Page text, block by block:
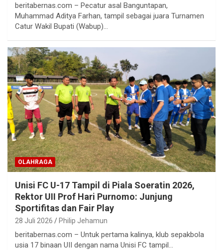
beritabernas.com – Pecatur asal Banguntapan,
Muhammad Aditya Farhan, tampil sebagai juara Turnamen
Catur Wakil Bupati (Wabup)…
OLAHRAGA
Unisi FC U-17 Tampil di Piala Soeratin 2026,
Rektor UII Prof Hari Purnomo: Junjung
Sportifitas dan Fair Play
28 Juli 2026 Philip Jehamun
beritabernas.com – Untuk pertama kalinya, klub sepakbola
usia 17 binaan UII dengan nama Unisi FC tampil…